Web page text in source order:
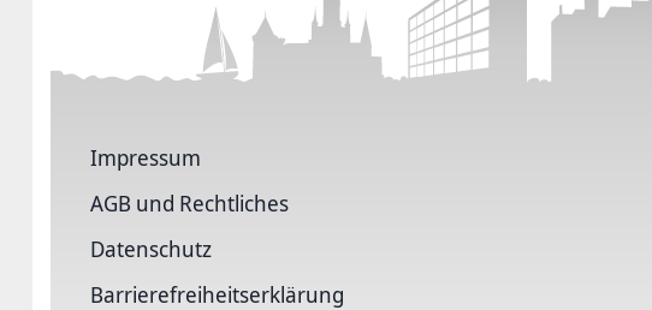
Impressum
AGB und Rechtliches
Datenschutz
Barriere­freiheits­erklärung